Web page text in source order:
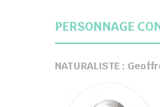
PERSONNAGE
NATURALISTE :